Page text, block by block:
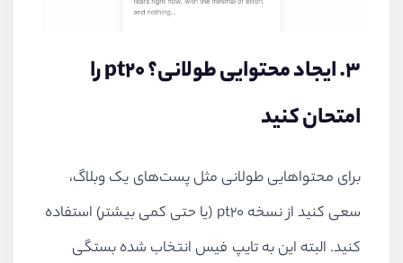
۳. ایجاد محتوایی طولانی؟ pt۲۰ را
امتحان کنید
برای محتواهایی طولانی مثل پست‌های یک وبلاگ،
سعی کنید از نسخه pt۲۰ (یا حتی کمی بیشتر) استفاده
کنید. البته این به تایپ فیس انتخاب شده بستگی